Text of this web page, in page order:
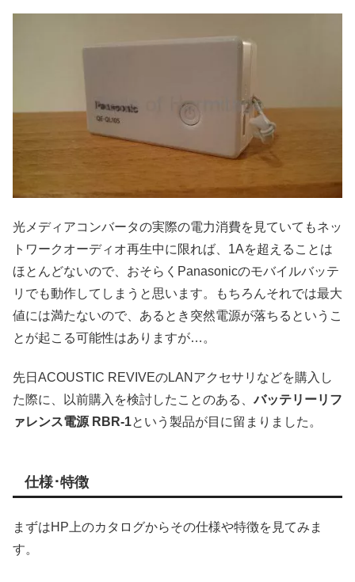
光メディアコンバータの実際の電力消費を見ていてもネッ
トワークオーディオ再生中に限れば、1Aを超えることは
ほとんどないので、おそらくPanasonicのモバイルバッテ
リでも動作してしまうと思います。もちろんそれでは最大
値には満たないので、あるとき突然電源が落ちるというこ
とが起こる可能性はありますが…。
先日ACOUSTIC REVIVEのLANアクセサリなどを購入し
た際に、以前購入を検討したことのある、バッテリーリフ
ァレンス電源 RBR-1という製品が目に留まりました。
仕様･特徴
まずはHP上のカタログからその仕様や特徴を見てみま
す。